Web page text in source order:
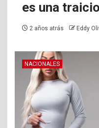
es una
2 años atrás Eddy
NACIONALES